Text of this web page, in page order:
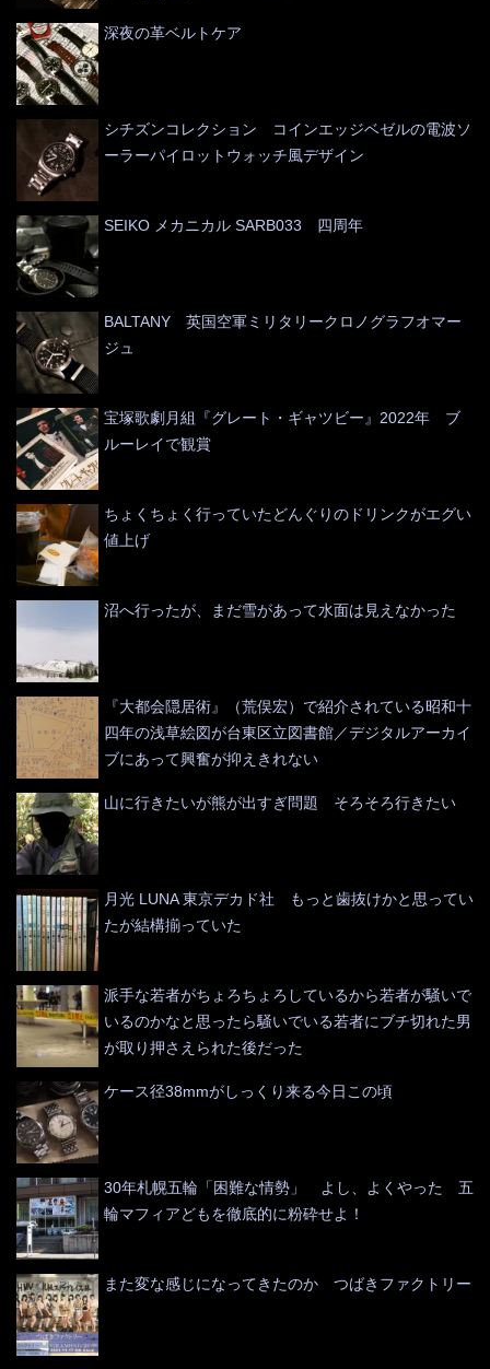
深夜の革ベルトケア
シチズンコレクション コインエッジベゼルの電波ソ
ーラーパイロットウォッチ風デザイン
SEIKO メカニカル SARB033 四周年
BALTANY 英国空軍ミリタリークロノグラフオマー
ジュ
宝塚歌劇月組『グレート・ギャツビー』2022年 ブ
ルーレイで観賞
ちょくちょく行っていたどんぐりのドリンクがエグい
値上げ
沼へ行ったが、まだ雪があって水面は見えなかった
『大都会隠居術』（荒俣宏）で紹介されている昭和十
四年の浅草絵図が台東区立図書館／デジタルアーカイ
ブにあって興奮が抑えきれない
山に行きたいが熊が出すぎ問題 そろそろ行きたい
月光 LUNA 東京デカド社 もっと歯抜けかと思ってい
たが結構揃っていた
派手な若者がちょろちょろしているから若者が騒いで
いるのかなと思ったら騒いでいる若者にブチ切れた男
が取り押さえられた後だった
ケース径38mmがしっくり来る今日この頃
30年札幌五輪「困難な情勢」 よし、よくやった 五
輪マフィアどもを徹底的に粉砕せよ！
また変な感じになってきたのか つばきファクトリー